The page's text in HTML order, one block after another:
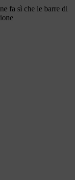
fa sì che le barre di